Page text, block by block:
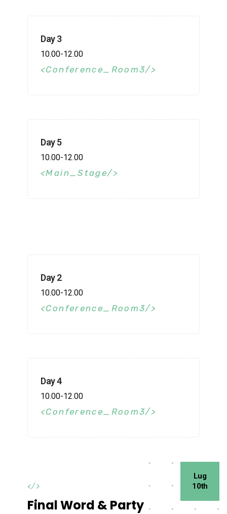
Day 3
10.00-12.00
Conference_Room3
Day 5
10.00-12.00
Main_Stage
Day 2
10.00-12.00
Conference_Room3
Day 4
10.00-12.00
Conference_Room3
Lug
10th
</>
Final Word & Party